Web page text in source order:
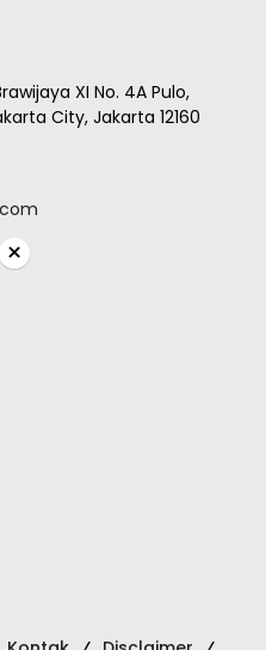
XI No. 4A Pulo,
City, Jakarta 12160
×